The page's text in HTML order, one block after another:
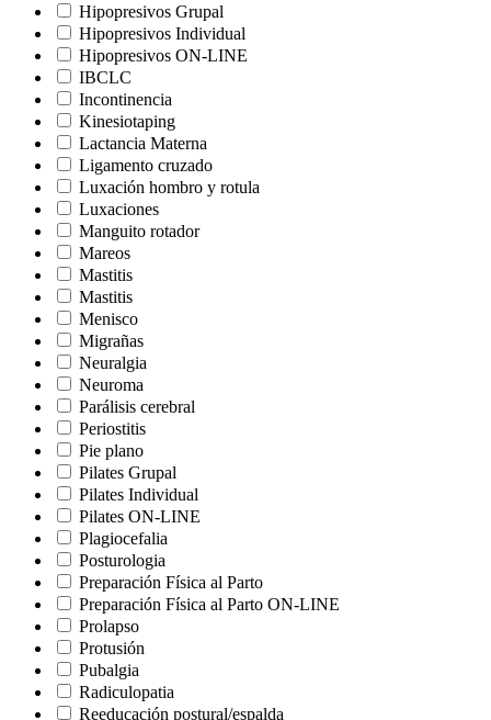
Hipopresivos Grupal
Hipopresivos Individual
Hipopresivos ON-LINE
IBCLC
Incontinencia
Kinesiotaping
Lactancia Materna
Ligamento cruzado
Luxación hombro y rotula
Luxaciones
Manguito rotador
Mareos
Mastitis
Mastitis
Menisco
Migrañas
Neuralgia
Neuroma
Parálisis cerebral
Periostitis
Pie plano
Pilates Grupal
Pilates Individual
Pilates ON-LINE
Plagiocefalia
Posturologia
Preparación Física al Parto
Preparación Física al Parto ON-LINE
Prolapso
Protusión
Pubalgia
Radiculopatia
Reeducación postural/espalda